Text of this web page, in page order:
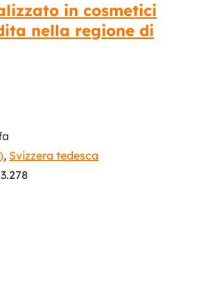
in cosmetici
nella regione di
, Svizzera tedesca